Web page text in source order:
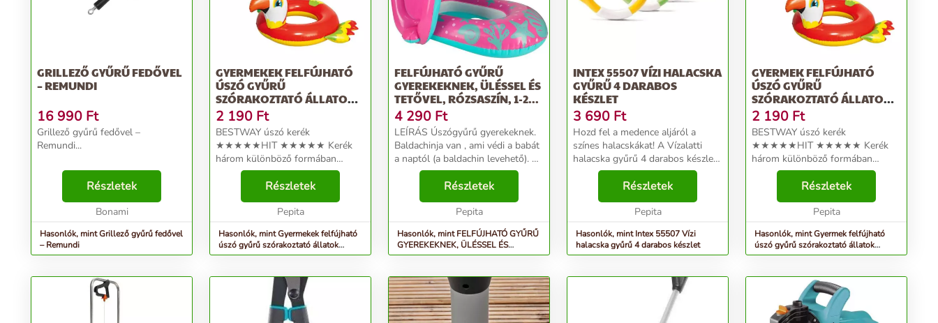
GRILLEZŐ GYŰRŰ FEDŐVEL
– REMUNDI
16 990 Ft
Grillező gyűrű fedővel –
Remundi...
Részletek
Bonami
Hasonlók, mint Grillező gyűrű fedővel
– Remundi
GYERMEKEK FELFÚJHATÓ
ÚSZÓ GYŰRŰ
SZÓRAKOZTATÓ ÁLLATOK
BESTWAY 36128 BÁLNA
2 190 Ft
BESTWAY úszó kerék
★★★★★HIT ★★★★★ Kerék
három különböző formában
választható ★ Erős PVC-ből
készült, amely ellenáll a sós
víznek és a napnak. ★ Alakjával
boldog állatokra hasonlít, amelyek
Részletek
Pepita
Hasonlók, mint Gyermekek felfújható
úszó gyűrű szórakoztató állatok
bestway 36128 bálna
FELFÚJHATÓ GYŰRŰ
GYEREKEKNEK, ÜLÉSSEL ÉS
TETŐVEL, RÓZSASZÍN, 1-2...
4 290 Ft
LEÍRÁS Úszógyűrű gyerekeknek.
Baldachinja van , ami védi a babát
a naptól (a baldachin levehető). A
lábnyílásokkal ellátott ülés
kényelmes úszást biztosít. 1-2
éves gyermekek számára készült .
Részletek
Pepita
Hasonlók, mint FELFÚJHATÓ GYŰRŰ
GYEREKEKNEK, ÜLÉSSEL ÉS
TETŐVEL, RÓZSASZÍN, 1-2...
INTEX 55507 VÍZI HALACSKA
GYŰRŰ 4 DARABOS
KÉSZLET
3 690 Ft
Hozd fel a medence aljáról a
színes halacskákat! A Vízalatti
halacska gyűrű 4 darabos készlet
műanyagból készült piros, sárga,
zöld és kék hal karikákat
tartalmaz, amik képesek
lesüllyedni a medence a...
Részletek
Pepita
Hasonlók, mint Intex 55507 Vízi
halacska gyűrű 4 darabos készlet
GYERMEK FELFÚJHATÓ
ÚSZÓ GYŰRŰ
SZÓRAKOZTATÓ ÁLLATOK
BESTWAY 36128 PAPAGÁJ
2 190 Ft
BESTWAY úszó kerék
★★★★★HIT ★★★★★ Kerék
három különböző formában
választható ★ Erős PVC-ből
készült, amely ellenáll a sós
víznek és a napnak. ★ Alakjával
boldog állatokra hasonlít, amelyek
Részletek
Pepita
Hasonlók, mint Gyermek felfújható
úszó gyűrű szórakoztató állatok
bestway 36128 papagáj